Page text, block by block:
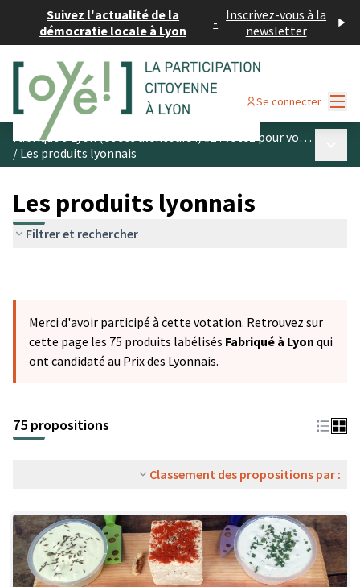
Suivez l'actualité de la
démocratie locale à Lyon
- Inscrivez-vous à la
newsletter
Se connecter
Fabriqué à Lyon (et ses alentours !) #1 : votez pour vos produits préférés
/ Les produits lyonnais
Les produits lyonnais
Filtrer et rechercher
Merci d'avoir participé à cette votation. Retrouvez sur
cette page les 75 produits labélisés Fabriqué à Lyon qui
ont candidaté au Prix des Lyonnais.
75 propositions
Classement des propositions par :